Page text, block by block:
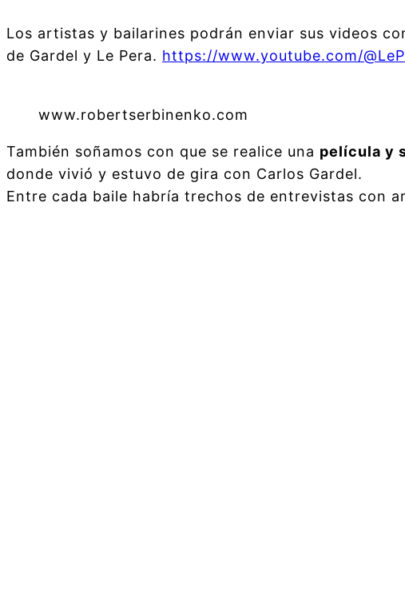
Los artistas y bailarines podrán enviar sus videos
de Gardel y Le Pera. https://www.youtube.com/
www.robertserbinenko.com
También soñamos con que se realice una película y
donde vivió y estuvo de gira con Carlos Gardel.
Entre cada baile habría trechos de entrevistas con